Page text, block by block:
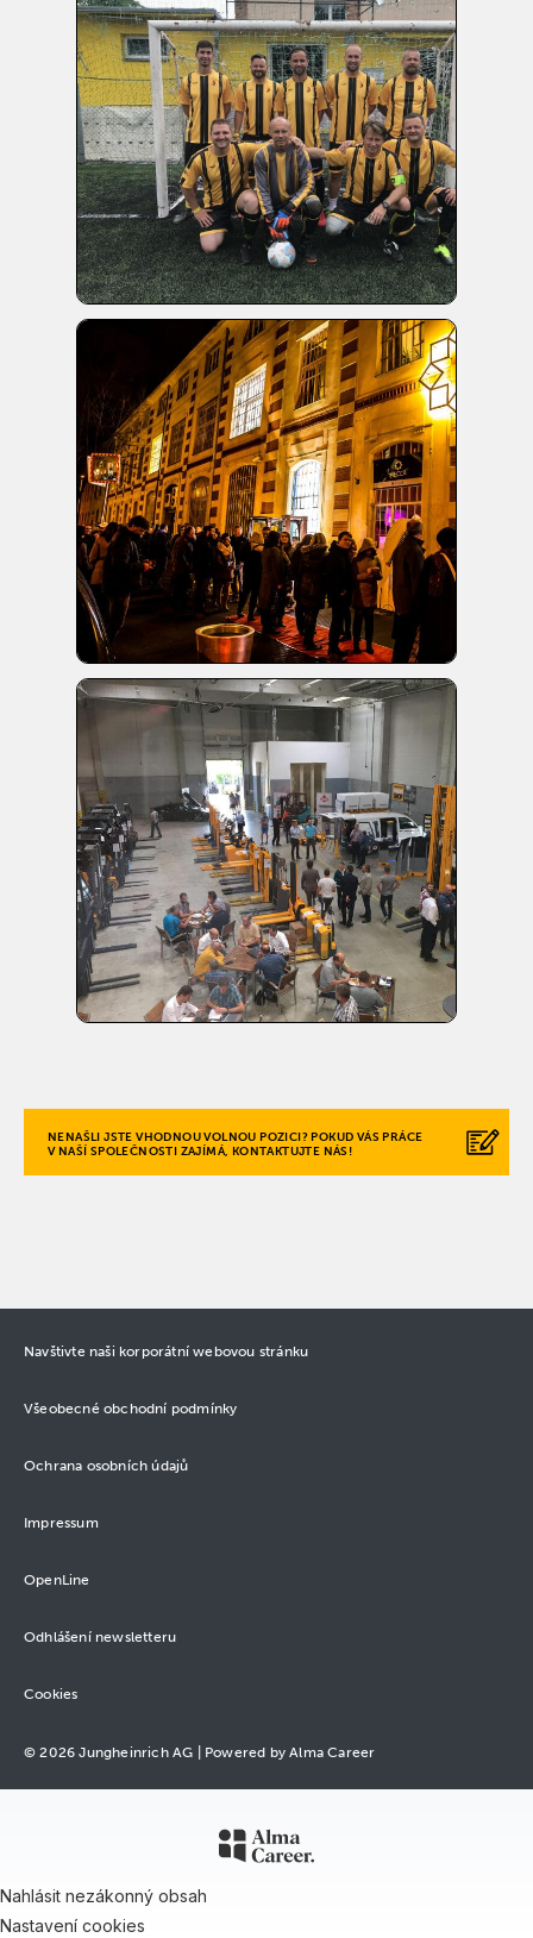
NENAŠLI JSTE VHODNOU VOLNOU POZICI? POKUD VÁS PRÁCE
V NAŠÍ SPOLEČNOSTI ZAJÍMÁ, KONTAKTUJTE NÁS!
Navštivte naši korporátní webovou stránku
Všeobecné obchodní podmínky
Ochrana osobních údajů
Impressum
OpenLine
Odhlášení newsletteru
Cookies
© 2026 Jungheinrich AG | Powered by Alma Career
Nahlásit nezákonný obsah
Nastavení cookies